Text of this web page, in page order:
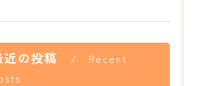
近の投稿
Recent